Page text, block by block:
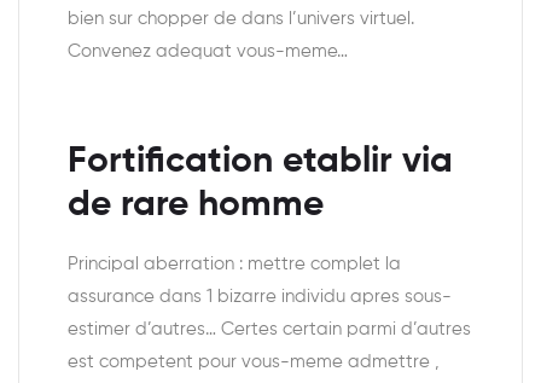
bien sur chopper de dans l’univers virtuel.
Convenez adequat vous-meme…
Fortification etablir via
de rare homme
Principal aberration : mettre complet la
assurance dans 1 bizarre individu apres sous-
estimer d’autres… Certes certain parmi d’autres
est competent pour vous-meme admettre ,